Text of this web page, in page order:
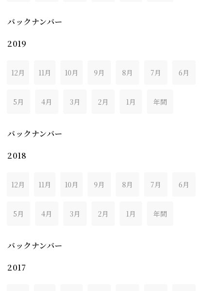
バックナンバー
2019
12月 11月 10月 9月 8月 7月 6月
5月 4月 3月 2月 1月 年間
バックナンバー
2018
12月 11月 10月 9月 8月 7月 6月
5月 4月 3月 2月 1月 年間
バックナンバー
2017